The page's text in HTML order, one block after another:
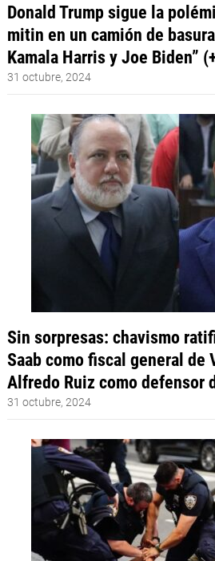
Donald Trump sigue la
mitin en un camión de
Kamala Harris y Joe Biden”
31 octubre, 2024
Sin sorpresas: chavismo
Saab como fiscal general de
Alfredo Ruiz como defensor
31 octubre, 2024